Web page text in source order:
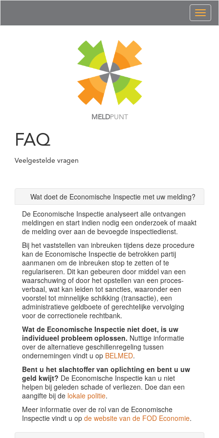
MELDPUNT
FAQ
Veelgestelde vragen
Wat doet de Economische Inspectie met uw melding?
De Economische Inspectie analyseert alle ontvangen
meldingen en start indien nodig een onderzoek of maakt
de melding over aan de bevoegde inspectiedienst.
Bij het vaststellen van inbreuken tijdens deze procedure
kan de Economische Inspectie de betrokken partij
aanmanen om de inbreuken stop te zetten of te
regulariseren. Dit kan gebeuren door middel van een
waarschuwing of door het opstellen van een proces-
verbaal, wat kan leiden tot sancties, waaronder een
voorstel tot minnelijke schikking (transactie), een
administratieve geldboete of gerechtelijke vervolging
voor de correctionele rechtbank.
Wat de Economische Inspectie niet doet, is uw
individueel probleem oplossen. Nuttige informatie
over de alternatieve geschillenregeling tussen
ondernemingen vindt u op BELMED.
Bent u het slachtoffer van oplichting en bent u uw
geld kwijt? De Economische Inspectie kan u niet
helpen bij geleden schade of verliezen. Doe dan een
aangifte bij de lokale politie.
Meer informatie over de rol van de Economische
Inspectie vindt u op de website van de FOD Economie.